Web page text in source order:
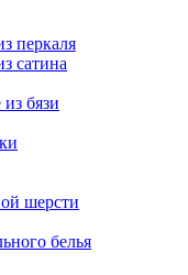
перкаля
сатина
бязи
шерсти
белья